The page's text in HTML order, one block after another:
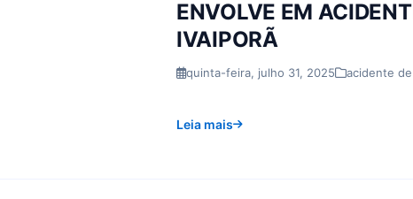
ENVOLVE EM
IVAIPORÃ
quinta-feira, julho 31, 2025 acidente
Leia mais